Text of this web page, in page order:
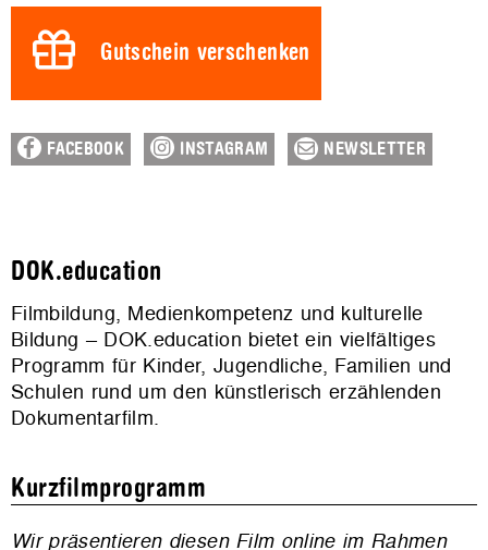
Gutschein verschenken
FACEBOOK INSTAGRAM NEWSLETTER
DOK.education
Filmbildung, Medienkompetenz und kulturelle
Bildung – DOK.education bietet ein vielfältiges
Programm für Kinder, Jugendliche, Familien und
Schulen rund um den künstlerisch erzählenden
Dokumentarfilm.
Kurzfilmprogramm
Wir präsentieren diesen Film online im Rahmen